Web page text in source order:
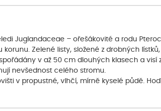
Juglandaceae – ořešákovité a rodu
Zelené listy, složené z drobných
v až 50 cm dlouhých klasech a visí
nevšednost celého stromu.
v propustné, vlhčí, mírně kyselé půdě.